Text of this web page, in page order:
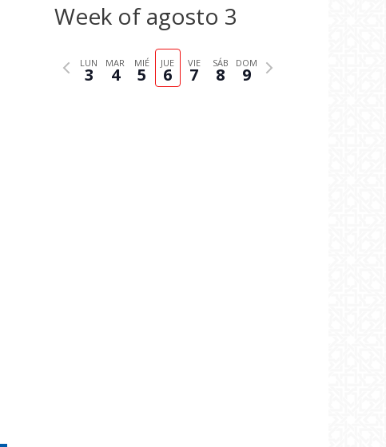
Week of agosto 3
LUN
3
MAR
4
MIÉ
5
JUE
6
VIE
7
SÁB
8
DOM
9
N